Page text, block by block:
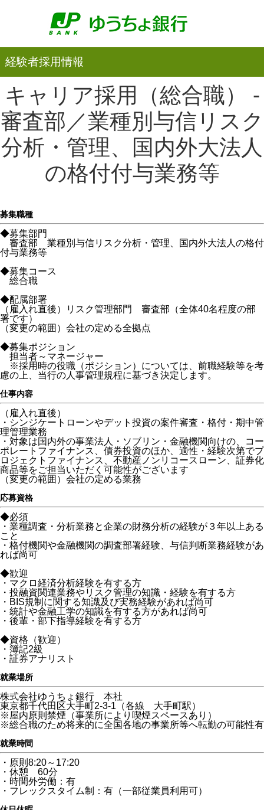
経験者採用情報
キャリア採用（総合職） -
審査部／業種別与信リスク
分析・管理、国内外大法人
の格付付与業務等
募集職種
◆募集部門
審査部 業種別与信リスク分析・管理、国内外大法人の格付
付与業務等
◆募集コース
総合職
◆配属部署
（雇入れ直後）リスク管理部門 審査部（全体40名程度の部
署です）
（変更の範囲）会社の定める全拠点
◆募集ポジション
担当者～マネージャー
※採用時の役職（ポジション）については、前職経験等を考
慮の上、当行の人事管理規程に基づき決定します。
仕事内容
（雇入れ直後）
・シンジケートローンやデット投資の案件審査・格付・期中管
理管理業務
・対象は国内外の事業法人・ソブリン・金融機関向けの、コー
ポレートファイナンス、債券投資のほか、適性・経験次第でプ
ロジェクトファイナンス、不動産ノンリコースローン、証券化
商品等をご担当いただく可能性がございます
（変更の範囲）会社の定める業務
応募資格
◆必須
・業種調査・分析業務と企業の財務分析の経験が３年以上ある
こと
・格付機関や金融機関の調査部署経験、与信判断業務経験があ
れば尚可
◆歓迎
・マクロ経済分析経験を有する方
・投融資関連業務やリスク管理の知識・経験を有する方
・BIS規制に関する知識及び実務経験があれば尚可
・統計や金融工学の知識を有する方があれば尚可
・後輩・部下指導経験を有する方
◆資格（歓迎）
・簿記2級
・証券アナリスト
就業場所
株式会社ゆうちょ銀行 本社
東京都千代田区大手町2-3-1（各線 大手町駅）
※屋内原則禁煙（事業所により喫煙スペースあり）
※総合職のため将来的に全国各地の事業所等へ転勤の可能性有
就業時間
・原則8:20～17:20
・休憩 60分
・時間外労働：有
・フレックスタイム制：有（一部従業員利用可）